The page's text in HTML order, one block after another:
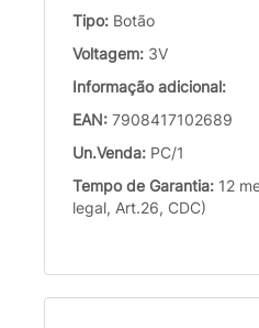
Tipo: Botão
Voltagem: 3V
Informação adicional:
EAN: 7908417102689
Un.Venda: PC/1
Tempo de Garantia: 12
legal, Art.26, CDC)